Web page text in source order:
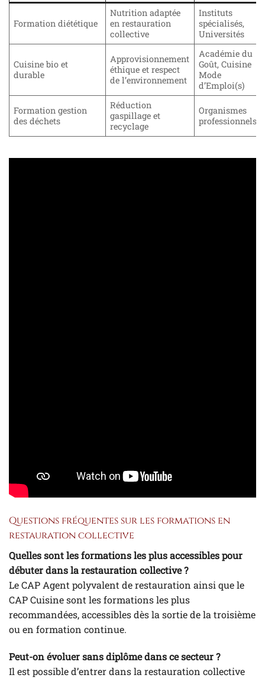
Formation diététique
Nutrition adaptée
en restauration
collective
Instituts
spécialisés,
Universités
Cuisine bio et
durable
Approvisionnement
éthique et respect
de l’environnement
Académie du
Goût, Cuisine
Mode
d’Emploi(s)
Formation gestion
des déchets
Réduction
gaspillage et
recyclage
Organismes
professionnels
Questions fréquentes sur les formations en
restauration collective
Quelles sont les formations les plus accessibles pour
débuter dans la restauration collective ?
Le CAP Agent polyvalent de restauration ainsi que le
CAP Cuisine sont les formations les plus
recommandées, accessibles dès la sortie de la troisième
ou en formation continue.
Peut-on évoluer sans diplôme dans ce secteur ?
Il est possible d’entrer dans la restauration collective